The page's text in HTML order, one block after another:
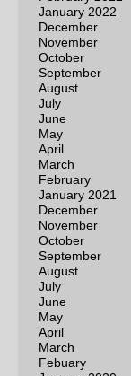
January 2022
December
November
October
September
August
July
June
May
April
March
February
January 2021
December
November
October
September
August
July
June
May
April
March
Febuary